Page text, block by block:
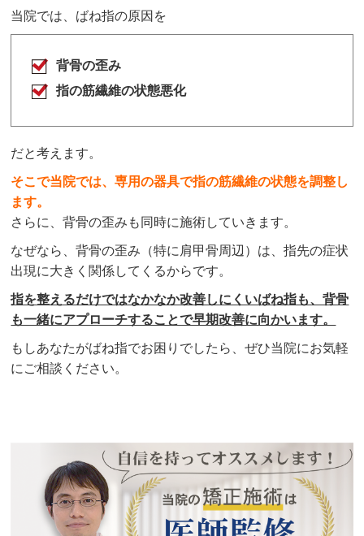
当院では、ばね指の原因を
背骨の歪み
指の筋繊維の状態悪化
だと考えます。
そこで当院では、専用の器具で指の筋繊維の状態を調整し
ます。
さらに、背骨の歪みも同時に施術していきます。
なぜなら、背骨の歪み（特に肩甲骨周辺）は、指先の症状
出現に大きく関係してくるからです。
指を整えるだけではなかなか改善しにくいばね指も、背骨
も一緒にアプローチすることで早期改善に向かいます。
もしあなたがばね指でお困りでしたら、ぜひ当院にお気軽
にご相談ください。